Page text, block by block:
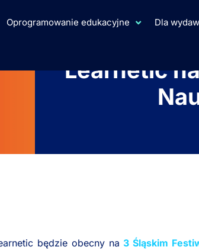
Oprogramowanie edukacyjne Dla
Learnetic
będzie obecny na3 Śląskim